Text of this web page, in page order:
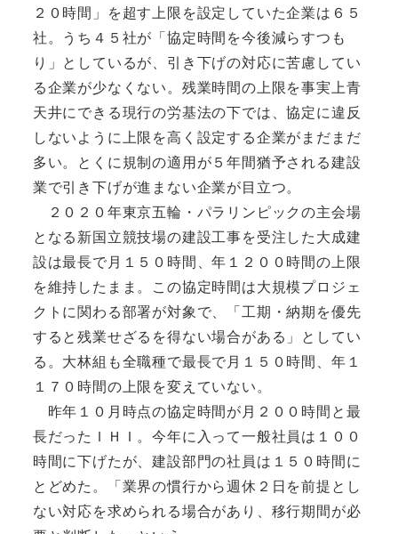
２０時間」を超す上限を設定していた企業は６５
社。うち４５社が「協定時間を今後減らすつも
り」としているが、引き下げの対応に苦慮してい
る企業が少なくない。残業時間の上限を事実上青
天井にできる現行の労基法の下では、協定に違反
しないように上限を高く設定する企業がまだまだ
多い。とくに規制の適用が５年間猶予される建設
業で引き下げが進まない企業が目立つ。
２０２０年東京五輪・パラリンピックの主会場
となる新国立競技場の建設工事を受注した大成建
設は最長で月１５０時間、年１２００時間の上限
を維持したまま。この協定時間は大規模プロジェ
クトに関わる部署が対象で、「工期・納期を優先
すると残業せざるを得ない場合がある」としてい
る。大林組も全職種で最長で月１５０時間、年１
１７０時間の上限を変えていない。
昨年１０月時点の協定時間が月２００時間と最
長だったＩＨＩ。今年に入って一般社員は１００
時間に下げたが、建設部門の社員は１５０時間に
とどめた。「業界の慣行から週休２日を前提とし
ない対応を求められる場合があり、移行期間が必